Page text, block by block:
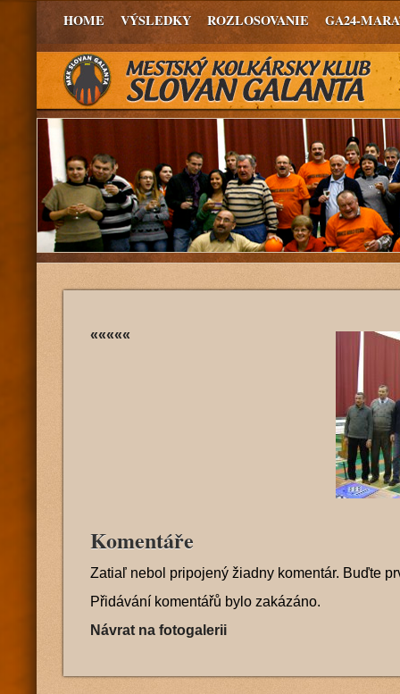
HOME VÝSLEDKY ROZLOSOVANIE GA24-
«««««
Komentáře
Zatiaľ nebol pripojený žiadny komentár. Buďte
Přidávání komentářů bylo zakázáno.
Návrat na fotogalerii